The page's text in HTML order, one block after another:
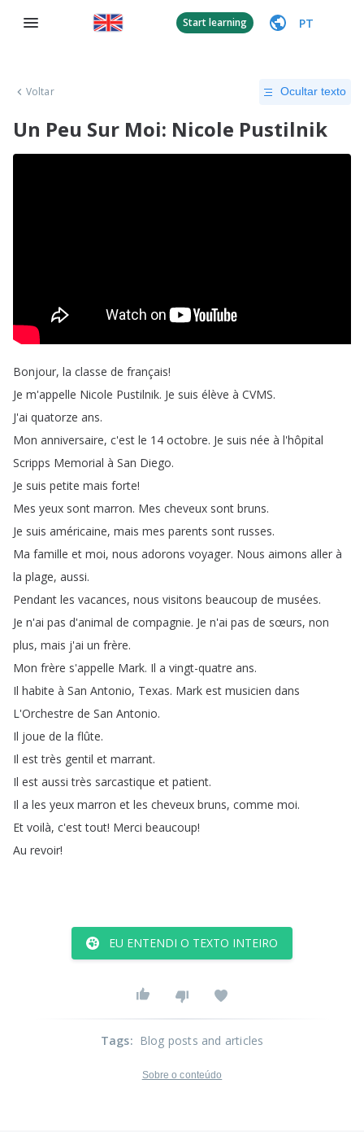
Start learning PT
Voltar Ocultar texto
Un Peu Sur Moi: Nicole Pustilnik
Bonjour, la classe de français!
Je m'appelle Nicole Pustilnik. Je suis élève à CVMS.
J'ai quatorze ans.
Mon anniversaire, c'est le 14 octobre. Je suis née à l'hôpital
Scripps Memorial à San Diego.
Je suis petite mais forte!
Mes yeux sont marron. Mes cheveux sont bruns.
Je suis américaine, mais mes parents sont russes.
Ma famille et moi, nous adorons voyager. Nous aimons aller à
la plage, aussi.
Pendant les vacances, nous visitons beaucoup de musées.
Je n'ai pas d'animal de compagnie. Je n'ai pas de sœurs, non
plus, mais j'ai un frère.
Mon frère s'appelle Mark. Il a vingt-quatre ans.
Il habite à San Antonio, Texas. Mark est musicien dans
L'Orchestre de San Antonio.
Il joue de la flûte.
Il est très gentil et marrant.
Il est aussi très sarcastique et patient.
Il a les yeux marron et les cheveux bruns, comme moi.
Et voilà, c'est tout! Merci beaucoup!
Au revoir!
EU ENTENDI O TEXTO INTEIRO
Tags: Blog posts and articles
Sobre o conteúdo